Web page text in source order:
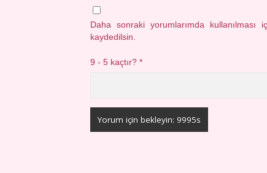
Daha sonraki yorumlarımda
kaydedilsin.
9 - 5 kaçtır? *